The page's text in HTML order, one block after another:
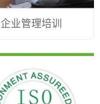
企业管理培训